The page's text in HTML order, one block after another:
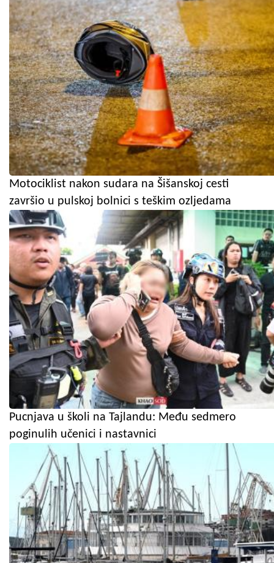
Motociklist nakon sudara na Šišanskoj cesti
završio u pulskoj bolnici s teškim ozljedama
Pucnjava u školi na Tajlandu: Među sedmero
poginulih učenici i nastavnici